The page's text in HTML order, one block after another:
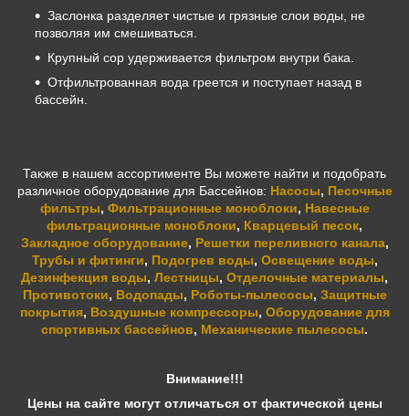
Заслонка разделяет чистые и грязные слои воды, не
позволяя им смешиваться.
Крупный сор удерживается фильтром внутри бака.
Отфильтрованная вода греется и поступает назад в
бассейн.
Также в нашем ассортименте Вы можете найти и подобрать
различное оборудование для Бассейнов: Насосы, Песочные
фильтры, Фильтрационные моноблоки, Навесные
фильтрационные моноблоки, Кварцевый песок,
Закладное оборудование, Решетки переливного канала,
Трубы и фитинги, Подогрев воды, Освещение воды,
Дезинфекция воды, Лестницы, Отделочные материалы,
Противотоки, Водопады, Роботы-пылесосы, Защитные
покрытия, Воздушные компрессоры, Оборудование для
спортивных бассейнов, Механические пылесосы.
Внимание!!!
Цены на сайте могут отличаться от фактической цены